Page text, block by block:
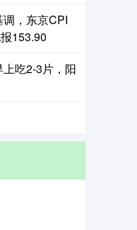
，东京CPI
153.90
吃2-3片，阳